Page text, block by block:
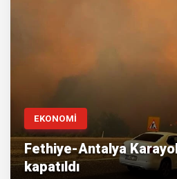
EKONOMİ
Fethiye-Antalya
kapatıldı